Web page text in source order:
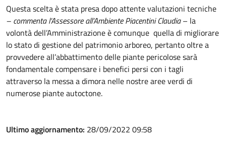
Questa scelta è stata presa dopo attente valutazioni tecniche
– commenta l’Assessore all’Ambiente Piacentini Claudia– la
volontà dell’Amministrazione è comunque quella di migliorare
lo stato di gestione del patrimonio arboreo, pertanto oltre a
provvedere all’abbattimento delle piante pericolose sarà
fondamentale compensare i benefici persi con i tagli
attraverso la messa a dimora nelle nostre aree verdi di
numerose piante autoctone.
Ultimo aggiornamento: 28/09/2022 09:58